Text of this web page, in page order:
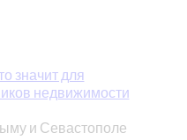
значит для
недвижимости
и Севастополе